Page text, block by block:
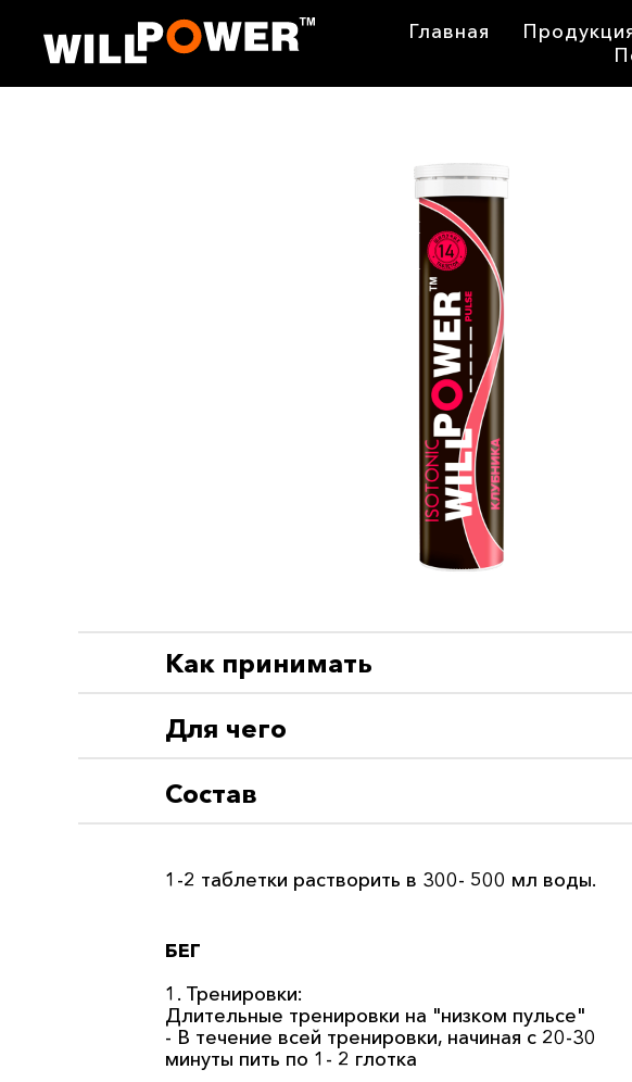
Главная
Как принимать
Для чего
Состав
1-2 таблетки растворить в 300- 500 мл воды.
БЕГ
1. Тренировки:
Длительные тренировки на "низком пульсе"
- В течение всей тренировки, начиная с 20-30
минуты пить по 1- 2 глотка